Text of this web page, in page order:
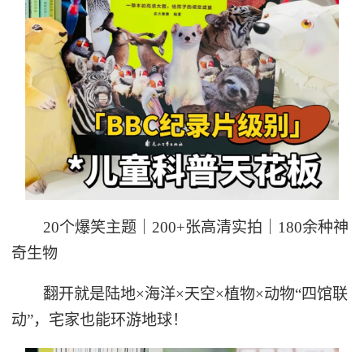
20个爆笑主题｜200+张高清实拍｜180余种神
奇生物
翻开就是陆地×海洋×天空×植物×动物“四馆联
动”，宅家也能环游地球！